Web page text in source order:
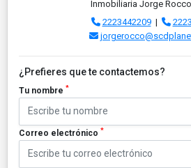
Inmobiliaria Jorge
2223442209|
¿Prefieres que te contactemos?
Tu nombre *
Correo electrónico *